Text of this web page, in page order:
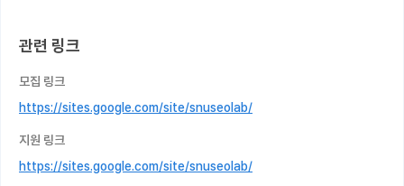
관련 링크
모집 링크
https://sites.google.com/site/snuseolab/
지원 링크
https://sites.google.com/site/snuseolab/